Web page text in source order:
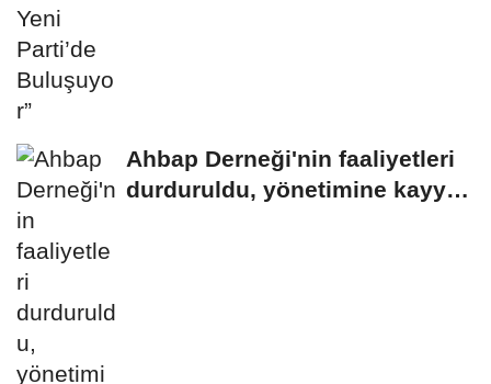
Ahbap Derneği'nin faaliyetleri
durduruldu, yönetimine kayyım